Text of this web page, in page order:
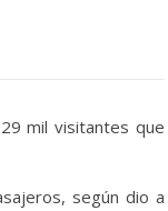
mil visitantes que
según dio a